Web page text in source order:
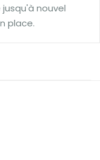
nouvel
place.